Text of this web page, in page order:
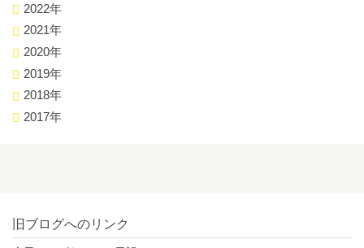
2022年
2021年
2020年
2019年
2018年
2017年
旧ブログへのリンク